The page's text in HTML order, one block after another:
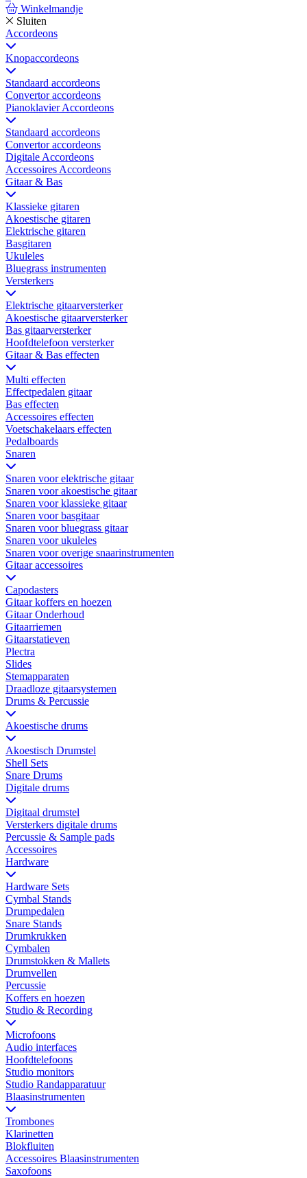
Winkelmandje
Sluiten
Accordeons
Knopaccordeons
Standaard accordeons
Convertor accordeons
Pianoklavier Accordeons
Standaard accordeons
Convertor accordeons
Digitale Accordeons
Accessoires Accordeons
Gitaar & Bas
Klassieke gitaren
Akoestische gitaren
Elektrische gitaren
Basgitaren
Ukuleles
Bluegrass instrumenten
Versterkers
Elektrische gitaarversterker
Akoestische gitaarversterker
Bas gitaarversterker
Hoofdtelefoon versterker
Gitaar & Bas effecten
Multi effecten
Effectpedalen gitaar
Bas effecten
Accessoires effecten
Voetschakelaars effecten
Pedalboards
Snaren
Snaren voor elektrische gitaar
Snaren voor akoestische gitaar
Snaren voor klassieke gitaar
Snaren voor basgitaar
Snaren voor bluegrass gitaar
Snaren voor ukuleles
Snaren voor overige snaarinstrumenten
Gitaar accessoires
Capodasters
Gitaar koffers en hoezen
Gitaar Onderhoud
Gitaarriemen
Gitaarstatieven
Plectra
Slides
Stemapparaten
Draadloze gitaarsystemen
Drums & Percussie
Akoestische drums
Akoestisch Drumstel
Shell Sets
Snare Drums
Digitale drums
Digitaal drumstel
Versterkers digitale drums
Percussie & Sample pads
Accessoires
Hardware
Hardware Sets
Cymbal Stands
Drumpedalen
Snare Stands
Drumkrukken
Cymbalen
Drumstokken & Mallets
Drumvellen
Percussie
Koffers en hoezen
Studio & Recording
Microfoons
Audio interfaces
Hoofdtelefoons
Studio monitors
Studio Randapparatuur
Blaasinstrumenten
Trombones
Klarinetten
Blokfluiten
Accessoires Blaasinstrumenten
Saxofoons